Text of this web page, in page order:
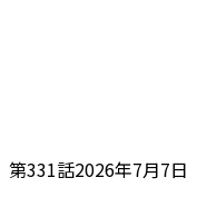
第331話2026年7月7日